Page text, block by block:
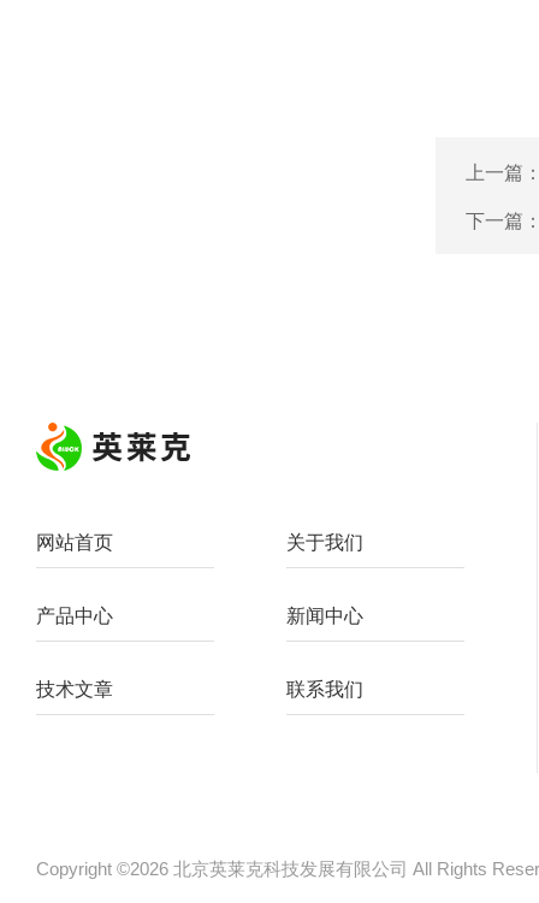
上一篇
下一篇
网站首页 关于我们
产品中心 新闻中心
技术文章 联系我们
Copyright ©2026 北京英莱克科技发展有限公司 All Rights